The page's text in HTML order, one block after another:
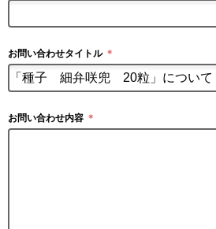
お問い合わせタイトル ＊
お問い合わせ内容 ＊